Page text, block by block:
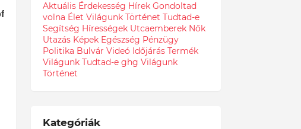
Aktuális Érdekesség Hírek Gondoltad
volna Élet Világunk Történet Tudtad-e
Segítség Hírességek Utcaemberek Nők
Utazás Képek Egészség Pénzügy
Politika Bulvár Videó Időjárás Termék
Világunk Tudtad-e ghg Világunk
Történet
Kategóriák